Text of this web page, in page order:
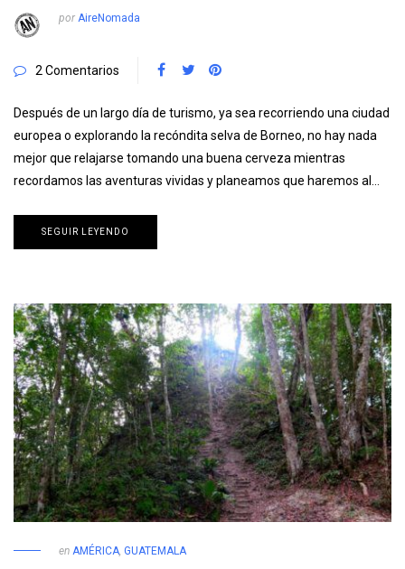
por AireNomada
2 Comentarios
Después de un largo día de turismo, ya sea recorriendo una ciudad
europea o explorando la recóndita selva de Borneo, no hay nada
mejor que relajarse tomando una buena cerveza mientras
recordamos las aventuras vividas y planeamos que haremos al…
SEGUIR LEYENDO
en AMÉRICA, GUATEMALA